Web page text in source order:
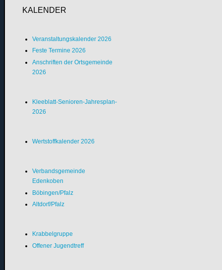
KALENDER
Veranstaltungskalender 2026
Feste Termine 2026
Anschriften der Ortsgemeinde
2026
Kleeblatt-Senioren-Jahresplan-
2026
Wertstoffkalender 2026
Verbandsgemeinde
Edenkoben
Böbingen/Pfalz
Altdorf/Pfalz
Krabbelgruppe
Offener Jugendtreff